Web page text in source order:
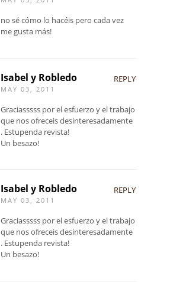
no sé cómo lo hacéis pero cada vez
me gusta más!
Isabel y Robledo
MAY 03, 2011
REPLY
Graciasssss por el esfuerzo y el trabajo
que nos ofreceis desinteresadamente
. Estupenda revista!
Un besazo!
Isabel y Robledo
MAY 03, 2011
REPLY
Graciasssss por el esfuerzo y el trabajo
que nos ofreceis desinteresadamente
. Estupenda revista!
Un besazo!